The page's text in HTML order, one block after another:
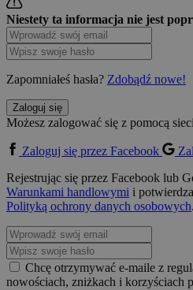
Niestety ta informacja nie jest
Zapomniałeś hasła? Zdobądź nowe!
Zaloguj się
Możesz zalogować się z pomocą
Zaloguj się przez Facebook
Rejestrując się przez Facebook lub
Warunkami handlowymi i
Polityką ochrony danych osobowych.
Chcę otrzymywać e-maile z
nowościach, zniżkach i korzyściach